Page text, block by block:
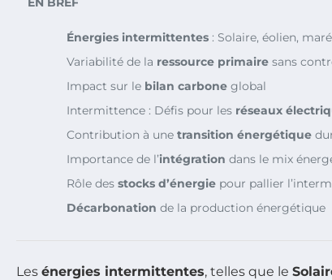
Énergies intermittentes : Solaire, éolien,
Variabilité de la ressource primaire sans
Impact sur le bilan carbone global
Intermittence : Défis pour les réseaux
Contribution à une transition énergétique
Importance de l’intégration dans le mix
Rôle des stocks d’énergie pour pallier
Décarbonation de la production énergétique
Les énergies intermittentes, telles que le